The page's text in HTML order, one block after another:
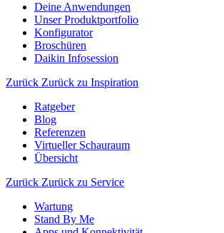
Deine Anwendungen
Unser Produktportfolio
Konfigurator
Broschüren
Daikin Infosession
Zurück Zurück zu Inspiration
Ratgeber
Blog
Referenzen
Virtueller Schauraum
Übersicht
Zurück Zurück zu Service
Wartung
Stand By Me